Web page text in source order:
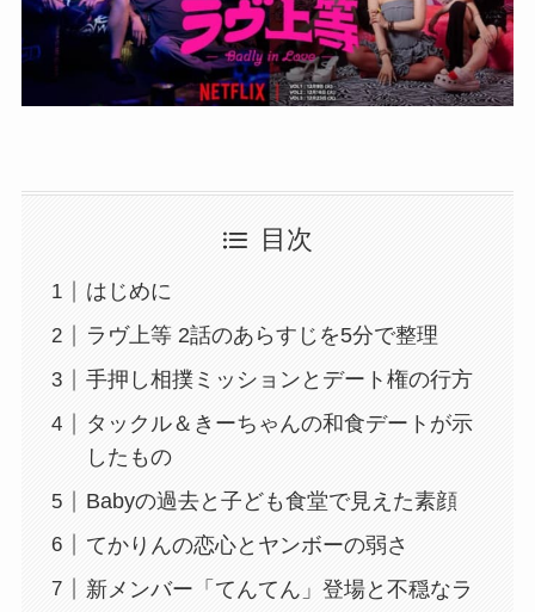
目次
はじめに
ラヴ上等 2話のあらすじを5分で整理
手押し相撲ミッションとデート権の行方
タックル＆きーちゃんの和食デートが示
したもの
Babyの過去と子ども食堂で見えた素顔
てかりんの恋心とヤンボーの弱さ
新メンバー「てんてん」登場と不穏なラ